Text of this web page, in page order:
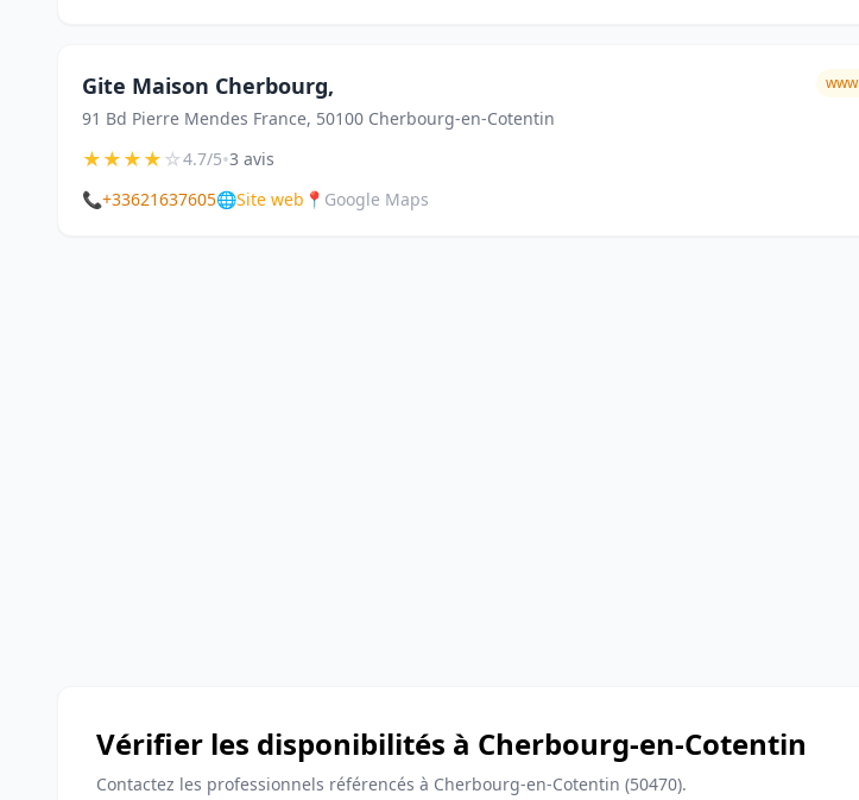
Gite Maison Cherbourg,
91 Bd Pierre Mendes France, 50100 Cherbourg-en-Cotentin
★★★★☆4.7/5•3 avis
📞+33621637605🌐Site web 📍 Google Maps
Vérifier les disponibilités à Cherbourg-en-Cotentin
Contactez les professionnels référencés à Cherbourg-en-Cotentin (50470).